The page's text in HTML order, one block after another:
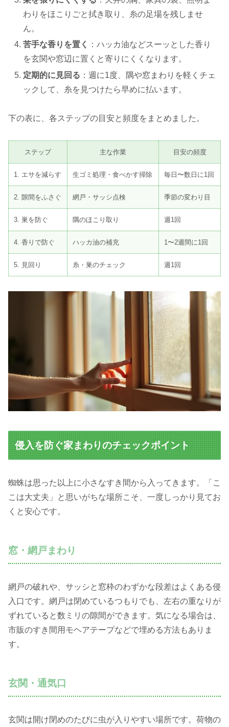
わりをほこりごと拭き取り、糸の足場を残しませ
ん。
苦手な香りを置く
：ハッカ油などスーッとした香り
を玄関や窓辺に置くと寄りにくくなります。
定期的に見回る ：週に1度、隅や窓まわりを軽くチェ
ックして、糸を見つけたら早めに払います。
下の表に、各ステップの目安と頻度をまとめました。
ステップ 主な作業 目安の頻度
1. エサを減らす 生ゴミ処理・食べかす掃除 毎日〜数日に1回
2. 隙間をふさぐ 網戸・サッシ点検 季節の変わり目
3. 巣を防ぐ 隅のほこり取り 週1回
4. 香りで防ぐ ハッカ油の補充 1〜2週間に1回
5. 見回り 糸・巣のチェック 週1回
侵入を防ぐ家まわりのチェックポイント
蜘蛛は思った以上に小さなすき間から入ってきます。「こ
こは大丈夫」と思いがちな場所こそ、一度しっかり見てお
くと安心です。
窓・網戸まわり
網戸の破れや、サッシと窓枠のわずかな段差はよくある侵
入口です。網戸は閉めているつもりでも、左右の重なりが
ずれていると数ミリの隙間ができます。気になる場合は、
市販のすき間用モヘアテープなどで埋める方法もありま
す。
玄関・通気口
玄関は開け閉めのたびに虫が入りやすい場所です。荷物の